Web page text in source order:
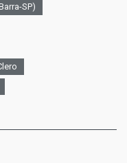
SP)